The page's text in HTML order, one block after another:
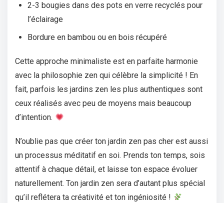
2-3 bougies dans des pots en verre recyclés pour
l’éclairage
Bordure en bambou ou en bois récupéré
Cette approche minimaliste est en parfaite harmonie
avec la philosophie zen qui célèbre la simplicité ! En
fait, parfois les jardins zen les plus authentiques sont
ceux réalisés avec peu de moyens mais beaucoup
d’intention.
N’oublie pas que créer ton jardin zen pas cher est aussi
un processus méditatif en soi. Prends ton temps, sois
attentif à chaque détail, et laisse ton espace évoluer
naturellement. Ton jardin zen sera d’autant plus spécial
qu’il reflétera ta créativité et ton ingéniosité !